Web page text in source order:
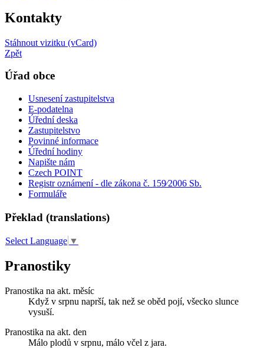
Kontakty
Stáhnout vizitku (vCard)
Zpět
Úřad obce
Usnesení zastupitelstva
E-podatelna
Úřední deska
Zastupitelstvo
Povinné informace
Úřední hodiny
Napište nám
Czech POINT
Registr oznámení - dle zákona č. 159⁄2006 Sb.
Formuláře
Překlad (translations)
Select Language ▼
Pranostiky
Pranostika na akt. měsíc
Když v srpnu naprší, tak než se oběd pojí, všecko slunce
vysuší.
Pranostika na akt. den
Málo plodů v srpnu, málo včel z jara.